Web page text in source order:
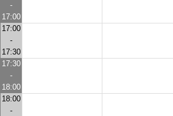
-
17:00
17:00
-
17:30
17:30
-
18:00
18:00
-